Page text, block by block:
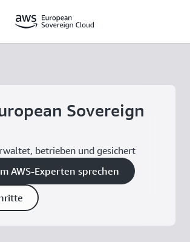
Sovereign
betrieben und gesichert
AWS-Experten sprechen